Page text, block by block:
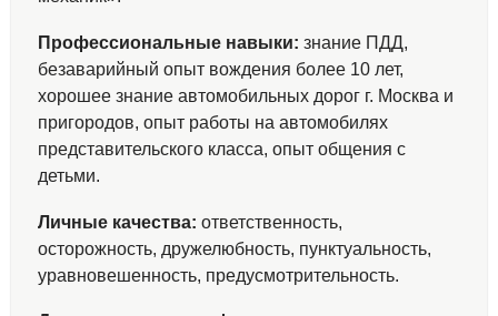
Профессиональные навыки: знание ПДД,
безаварийный опыт вождения более 10 лет,
хорошее знание автомобильных дорог г. Москва и
пригородов, опыт работы на автомобилях
представительского класса, опыт общения с
детьми.
Личные качества: ответственность,
осторожность, дружелюбность, пунктуальность,
уравновешенность, предусмотрительность.